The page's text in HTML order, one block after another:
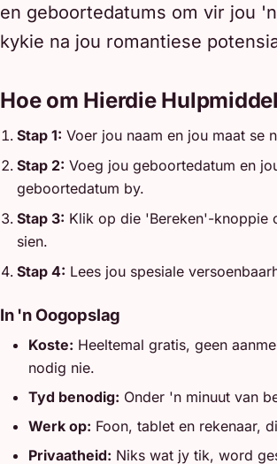
en geboortedatums om vir jou
kykie na jou romantiese
Hoe om Hierdie
Stap 1: Voer jou naam en jou maat se
Stap 2: Voeg jou geboortedatum en
geboortedatum by.
Stap 3: Klik op die 'Bereken'-knoppie
sien.
Stap 4: Lees jou spesiale
In 'n Oogopslag
Koste: Heeltemal gratis, geen
nodig nie.
Tyd benodig: Onder 'n minuut van
Werk op: Foon, tablet en rekenaar,
Privaatheid: Niks wat jy tik, word